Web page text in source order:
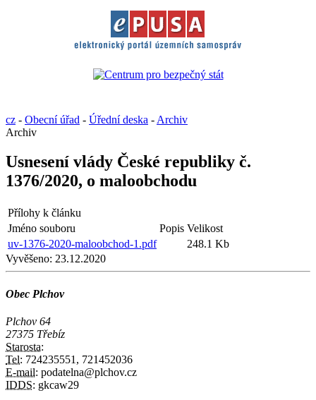
cz - Obecní úřad - Úřední deska - Archiv
Archiv
Usnesení vlády České republiky č.
1376/2020, o maloobchodu
Přílohy k článku
Jméno souboru
Popis Velikost
uv-1376-2020-maloobchod-1.pdf
248.1 Kb
Vyvěšeno: 23.12.2020
Obec Plchov
Plchov 64
27375 Třebíz
Starosta:
Tel: 724235551, 721452036
E-mail: podatelna@plchov.cz
IDDS: gkcaw29